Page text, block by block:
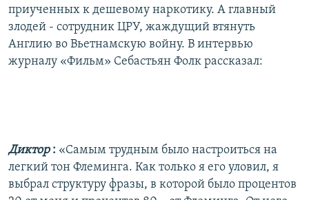
приученных к дешевому наркотику. А главный
злодей - сотрудник ЦРУ, жаждущий втянуть
Англию во Вьетнамскую войну. В интервью
журналу «Фильм» Себастьян Фолк рассказал:
Диктор: «Самым трудным было настроиться на
легкий тон Флеминга. Как только я его уловил, я
выбрал структуру фразы, в которой было процентов